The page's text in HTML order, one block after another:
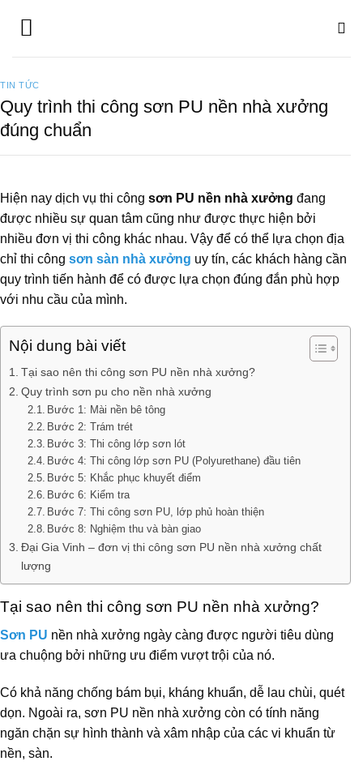
TIN TỨC
Quy trình thi công sơn PU nền nhà xưởng
đúng chuẩn
Hiện nay dịch vụ thi công sơn PU nền nhà xưởng đang
được nhiều sự quan tâm cũng như được thực hiện bởi
nhiều đơn vị thi công khác nhau. Vậy để có thể lựa chọn địa
chỉ thi công sơn sàn nhà xưởng uy tín, các khách hàng cần
quy trình tiến hành để có được lựa chọn đúng đắn phù hợp
với nhu cầu của mình.
Nội dung bài viết
Tại sao nên thi công sơn PU nền nhà xưởng?
Quy trình sơn pu cho nền nhà xưởng
Bước 1: Mài nền bê tông
Bước 2: Trám trét
Bước 3: Thi công lớp sơn lót
Bước 4: Thi công lớp sơn PU (Polyurethane) đầu tiên
Bước 5: Khắc phục khuyết điểm
Bước 6: Kiểm tra
Bước 7: Thi công sơn PU, lớp phủ hoàn thiện
Bước 8: Nghiệm thu và bàn giao
Đại Gia Vinh – đơn vị thi công sơn PU nền nhà xưởng chất
lượng
Tại sao nên thi công sơn PU nền nhà xưởng?
Sơn PU nền nhà xưởng ngày càng được người tiêu dùng
ưa chuộng bởi những ưu điểm vượt trội của nó.
Có khả năng chống bám bụi, kháng khuẩn, dễ lau chùi, quét
dọn. Ngoài ra, sơn PU nền nhà xưởng còn có tính năng
ngăn chặn sự hình thành và xâm nhập của các vi khuẩn từ
nền, sàn.